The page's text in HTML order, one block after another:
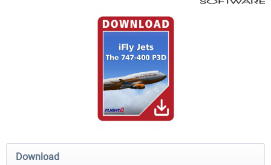
A320 Family professional Bundle Aerosoft A320/A321
Download